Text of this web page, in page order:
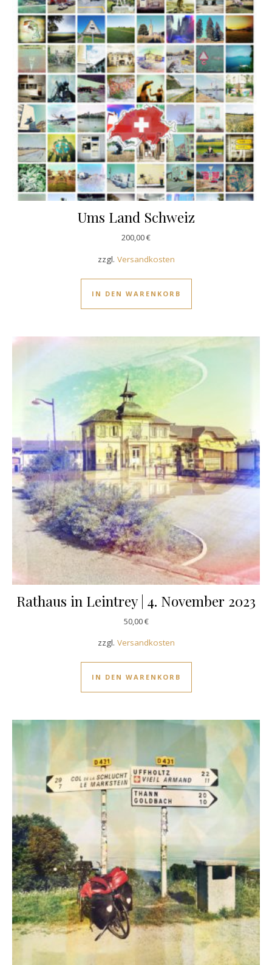
Ums Land Schweiz
200,00€
zzgl. Versandkosten
IN DEN WARENKORB
Rathaus in Leintrey | 4. November 2023
50,00€
zzgl. Versandkosten
IN DEN WARENKORB